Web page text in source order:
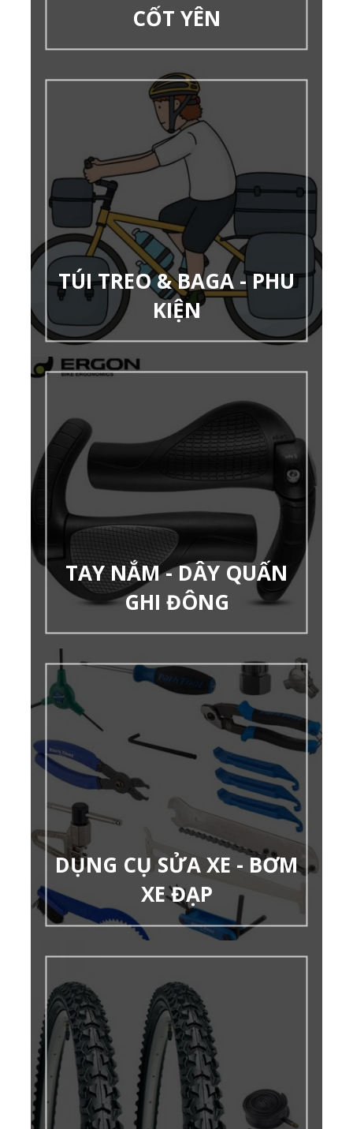
CỐT YÊN
TÚI TREO & BAGA - PHU
KIỆN
TAY NẮM - DÂY QUẤN
GHI ĐÔNG
DỤNG CỤ SỬA XE - BƠM
XE ĐẠP